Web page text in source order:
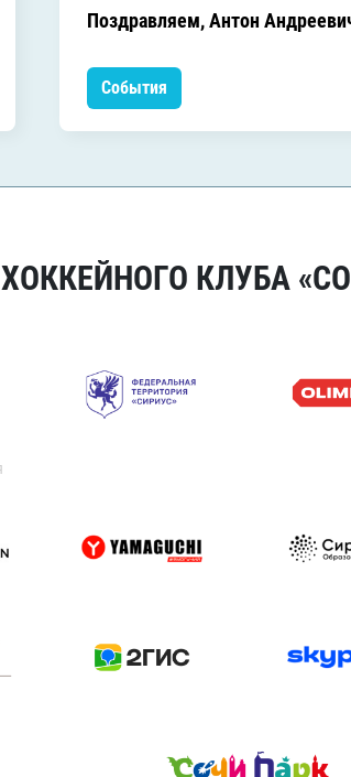
Поздравляем, Антон
События
КЛУБА